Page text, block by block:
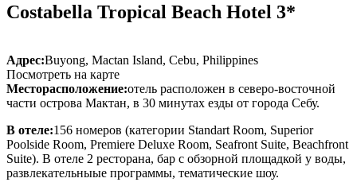
Costabella Tropical Beach Hotel 3*
Адрес:Buyong, Mactan Island, Cebu, Philippines
Посмотреть на карте
Месторасположение:отель расположен в северо-восточной
части острова Мактан, в 30 минутах езды от города Себу.
В отеле:156 номеров (категории Standart Room, Superior
Poolside Room, Premiere Deluxe Room, Seafront Suite, Beachfront
Suite). В отеле 2 ресторана, бар с обзорной площадкой у воды,
развлекательныые программы, тематические шоу.